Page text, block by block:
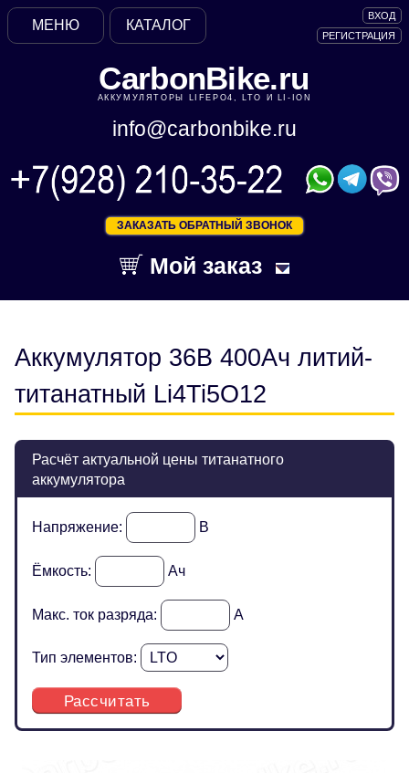
CarbonBike.ru
АККУМУЛЯТОРЫ LIFEPO4, LTO И LI-ION
info@carbonbike.ru
ЗАКАЗАТЬ ОБРАТНЫЙ ЗВОНОК
Мой заказ
ВХОД
РЕГИСТРАЦИЯ
КАТАЛОГ
МЕНЮ
Аккумулятор 36В 400Ач литий-
титанатный Li4Ti5O12
Расчёт актуальной цены титанатного
аккумулятора
Напряжение: В
Ёмкость: Ач
Макс. ток разряда: А
Тип элементов:
Рассчитать